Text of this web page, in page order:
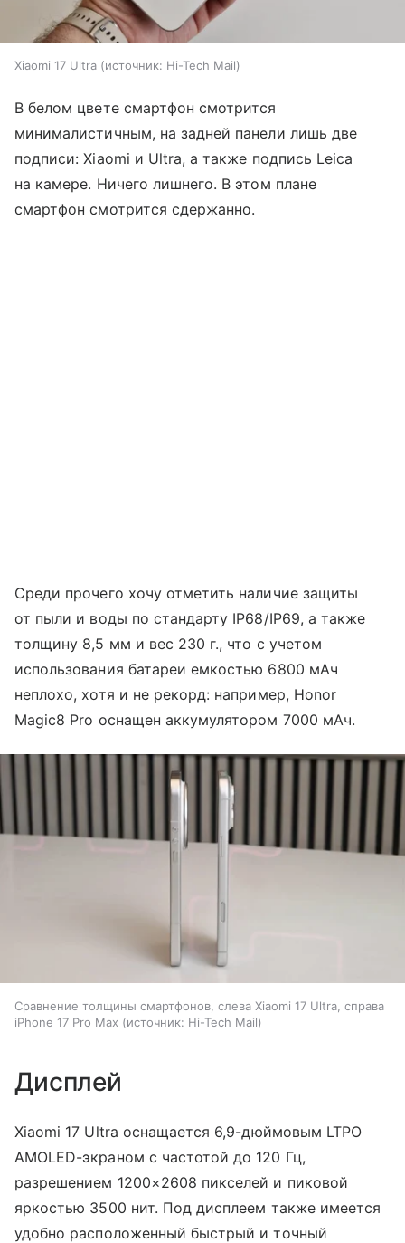
Xiaomi 17 Ultra источник: Hi-Tech Mail
В белом цвете смартфон смотрится
минималистичным, на задней панели лишь две
подписи: Xiaomi и Ultra, а также подпись Leica
на камере. Ничего лишнего. В этом плане
смартфон смотрится сдержанно.
Среди прочего хочу отметить наличие защиты
от пыли и воды по стандарту IP68/IP69, а также
толщину 8,5 мм и вес 230 г., что с учетом
использования батареи емкостью 6800 мАч
неплохо, хотя и не рекорд: например, Honor
Magic8 Pro оснащен аккумулятором 7000 мАч.
Сравнение толщины смартфонов, слева Xiaomi 17 Ultra, справа
iPhone 17 Pro Max
источник: Hi-Tech Mail
Дисплей
Xiaomi 17 Ultra оснащается 6,9-дюймовым LTPO
AMOLED-экраном с частотой до 120 Гц,
разрешением 1200×2608 пикселей и пиковой
яркостью 3500 нит. Под дисплеем также имеется
удобно расположенный быстрый и точный